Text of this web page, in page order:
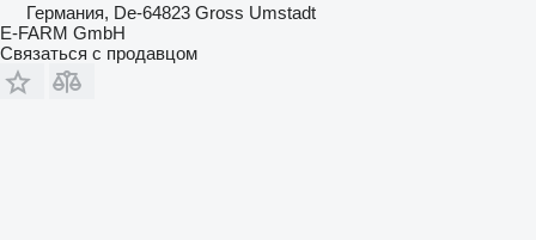
Германия, De-64823 Gross Umstadt
E-FARM GmbH
Связаться с продавцом